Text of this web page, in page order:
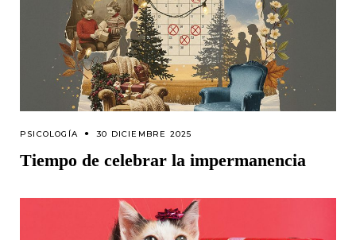
PSICOLOGÍA 30 DICIEMBRE 2025
Tiempo de celebrar la impermanencia